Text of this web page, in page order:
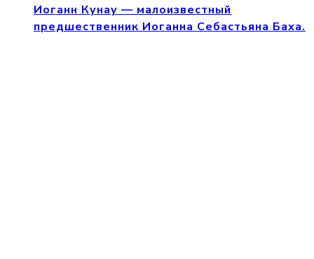
Иоганн Кунау — малоизвестный
предшественник Иоганна Себастьяна Баха.